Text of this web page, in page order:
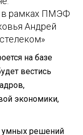
в рамках ПМЭФ
Андрей
на базе
вестись
экономики,
умных решений